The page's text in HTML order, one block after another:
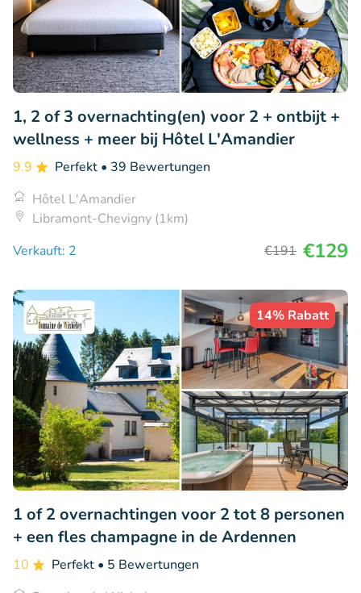
1, 2 of 3 overnachting(en) voor 2 + ontbijt +
wellness + meer bij Hôtel L'Amandier
9.9 Perfekt • 39 Bewertungen
Hôtel L'Amandier
Libramont-Chevigny (1km)
Verkauft: 2
€191 €129
14% Rabatt
1 of 2 overnachtingen voor 2 tot 8 personen
+ een fles champagne in de Ardennen
10 Perfekt • 5 Bewertungen